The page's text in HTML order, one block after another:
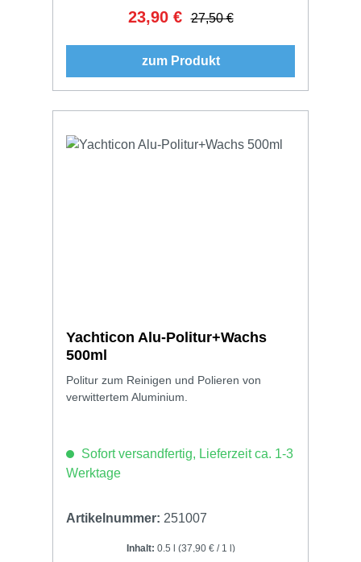
Verkaufspreis:
23,90 € Regulärer Preis:
27,50 €
zum Produkt
Yachticon Alu-Politur+Wachs
500ml
Politur zum Reinigen und Polieren von
verwittertem Aluminium.
Sofort versandfertig, Lieferzeit ca. 1-3
Werktage
Artikelnummer: 251007
Inhalt: 0.5 l (37,90 € / 1 l)